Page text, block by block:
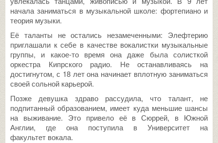
начала заниматься в музыкальной школе: фортепиано и
теория музыки.
Её таланты не остались незамеченными: Элефтерию
приглашали к себе в качестве вокалистки музыкальные
группы, и какое-то время она даже была солисткой
оркестра Кипрского радио. Не останавливаясь на
достигнутом, с 18 лет она начинает вплотную заниматься
своей сольной карьерой.
Позже девушка здраво рассудила, что талант, не
подпитанный образованием, имеет куда меньшие шансы
на выживание. Это привело её в Сюррей, в Южной
Англии, где она поступила в Университет на
факультет вокала.